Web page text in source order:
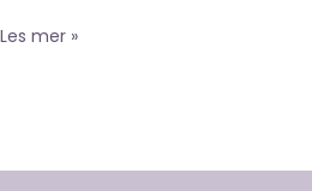
Les mer »